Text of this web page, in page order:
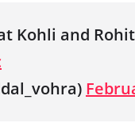
Kohli and